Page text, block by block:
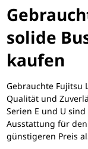
solide
kaufen
Gebrauchte Fujitsu
Qualität und
Serien E und U
Ausstattung für
günstigeren Preis